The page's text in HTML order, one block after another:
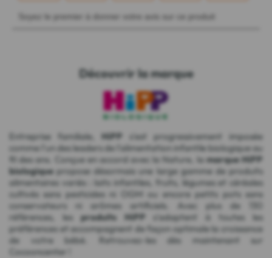
Découvrir la marque
Entreprise familiale, HiPP
s'est progressivement imposée
comme l'un des leaders de l'alimentation infantile biologique au
fil des ans. Conçue en accord avec la Nature, lamarque HiPP
biologiquepropose désormais une large gamme de produits
alimentaires variés : laits infantiles, fruits, légumes et céréales
cultivés sans pesticides ni OGM ou encore petits pots sans
conservateurs ni arômes artificiels. Avec plus de 130
références, lesproduits HiPP
s'adaptent à toutes les
préférences et accompagnent de façon optimale la croissance
de votre bébé. Retrouvez-les dès maintenant sur
Cocooncenter !